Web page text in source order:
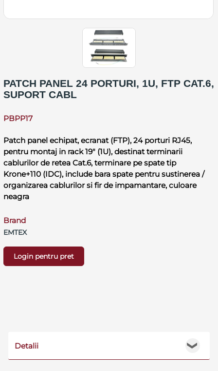
PATCH PANEL 24 PORTURI, 1U, FTP CAT.6,
SUPORT CABL
PBPP17
Patch panel echipat, ecranat (FTP), 24 porturi RJ45,
pentru montaj in rack 19" (1U), destinat terminarii
cablurilor de retea Cat.6, terminare pe spate tip
Krone+110 (IDC), include bara spate pentru sustinerea /
organizarea cablurilor si fir de impamantare, culoare
neagra
Brand
EMTEX
Login pentru pret
❯
Detalii